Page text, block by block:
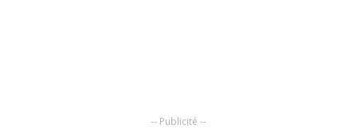
-- Publicité --